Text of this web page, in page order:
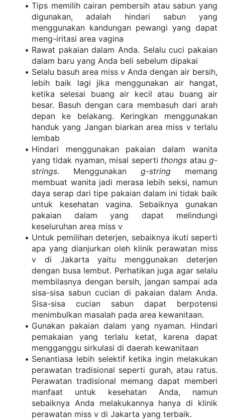
Tips memilih cairan pembersih atau sabun yang
digunakan, adalah hindari sabun yang
menggunakan kandungan pewangi yang dapat
meng-iritasi area vagina
Rawat pakaian dalam Anda. Selalu cuci pakaian
dalam baru yang Anda beli sebelum dipakai
Selalu basuh area miss v Anda dengan air bersih,
lebih baik lagi jika menggunakan air hangat,
ketika selesai buang air kecil atau buang air
besar. Basuh dengan cara membasuh dari arah
depan ke belakang. Keringkan menggunakan
handuk yang Jangan biarkan area miss v terlalu
lembab
Hindari menggunakan pakaian dalam wanita
yang tidak nyaman, misal seperti thongs atau g-
strings. Menggunakan g-string memang
membuat wanita jadi merasa lebih seksi, namun
daya serap dari tipe pakaian dalam ini tidak baik
untuk kesehatan vagina. Sebaiknya gunakan
pakaian dalam yang dapat melindungi
keseluruhan area miss v
Untuk pemilihan deterjen, sebaiknya ikuti seperti
apa yang dianjurkan oleh klinik perawatan miss
v di Jakarta yaitu menggunakan deterjen
dengan busa lembut. Perhatikan juga agar selalu
membilasnya dengan bersih, jangan sampai ada
sisa-sisa sabun cucian di pakaian dalam Anda.
Sisa-sisa cucian sabun dapat berpotensi
menimbulkan masalah pada area kewanitaan.
Gunakan pakaian dalam yang nyaman. Hindari
pemakaian yang terlalu ketat, karena dapat
mengganggu sirkulasi di daerah kewanitaan
Senantiasa lebih selektif ketika ingin melakukan
perawatan tradisional seperti gurah, atau ratus.
Perawatan tradisional memang dapat memberi
manfaat untuk kesehatan Anda, namun
sebaiknya Anda melakukannya hanya di klinik
perawatan miss v di Jakarta yang terbaik.